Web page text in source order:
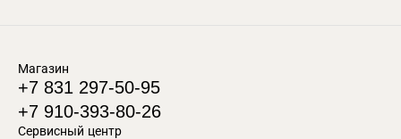
Магазин
+7 831 297-50-95
+7 910-393-80-26
Сервисный центр